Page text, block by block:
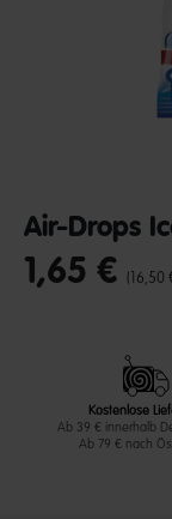
Air-Drops
undefined out of 5
1,65 € (16,50
Kostenlose
Ab 39 € innerhalb
Ab 79 € nach